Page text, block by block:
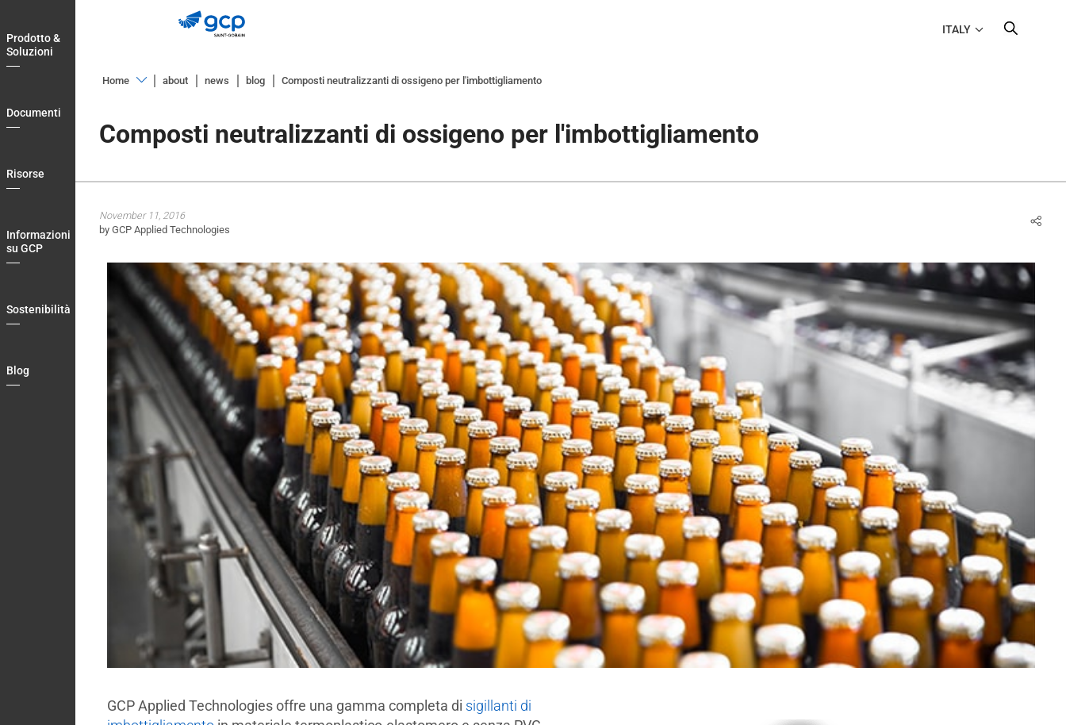
to
main
navigation
Prodotto &
Soluzioni
Documenti
Risorse
Informazioni
su GCP
Sostenibilità
Blog
ITALY
Home
&
Soluzioni
Informazioni
Sostenibilità
Country
Contact
about news blog Composti neutralizzanti di ossigeno per l'imbottigliamento
Composti neutralizzanti di ossigeno per l'imbottigliamento
November 11, 2016
by GCP Applied Technologies
GCP Applied Technologies offre una gamma completa di sigillanti di